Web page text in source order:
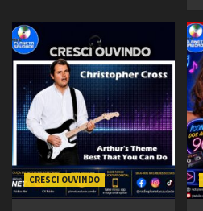
CRESCI OUVINDO